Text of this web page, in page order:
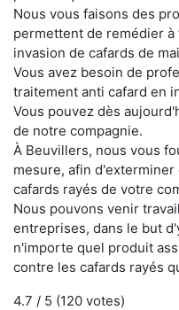
Nous vous faisons des
permettent de remédier
invasion de cafards de
Vous avez besoin de
traitement anti cafard en
Vous pouvez dès
de notre compagnie.
À Beuvillers, nous vous
mesure, afin
cafards rayés de votre
Nous pouvons venir
entreprises, dans le but
n'importe quel produit
contre les cafards rayés
4.7 / 5 (120 votes)